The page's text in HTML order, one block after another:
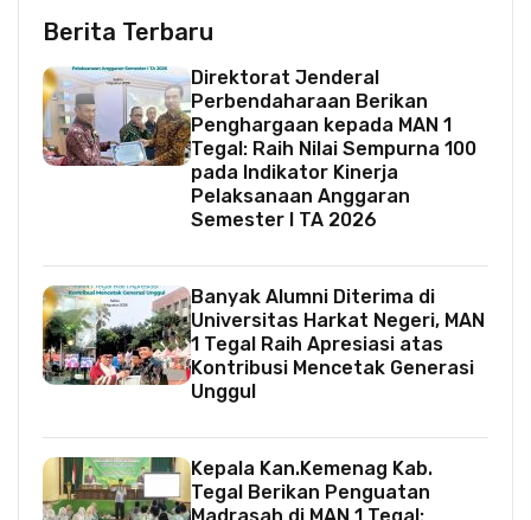
Berita Terbaru
Direktorat Jenderal
Perbendaharaan Berikan
Penghargaan kepada MAN 1
Tegal: Raih Nilai Sempurna 100
pada Indikator Kinerja
Pelaksanaan Anggaran
Semester I TA 2026
Banyak Alumni Diterima di
Universitas Harkat Negeri, MAN
1 Tegal Raih Apresiasi atas
Kontribusi Mencetak Generasi
Unggul
Kepala Kan.Kemenag Kab.
Tegal Berikan Penguatan
Madrasah di MAN 1 Tegal: